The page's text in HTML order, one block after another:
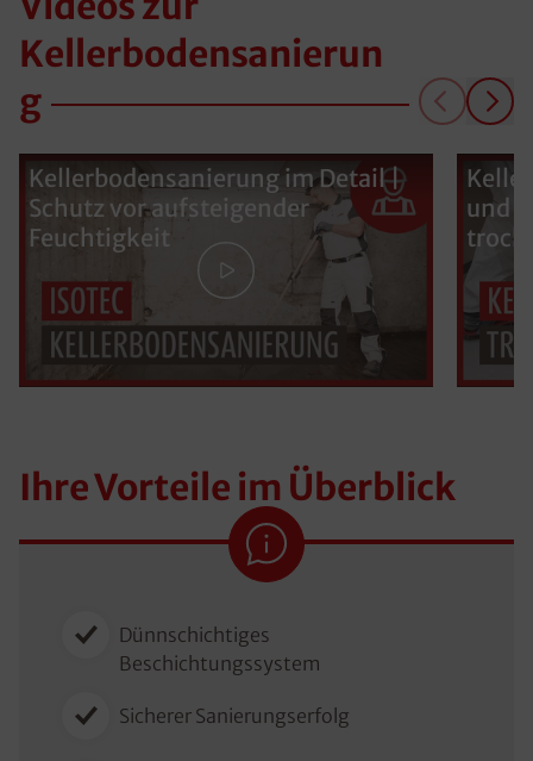
Kellerbodensanierun
g
Kellerbodensanierung im Detail |
Schutz vor aufsteigender
Feuchtigkeit
und
Ihre Vorteile im Überblick
Dünnschichtiges
Beschichtungssystem
Sicherer Sanierungserfolg